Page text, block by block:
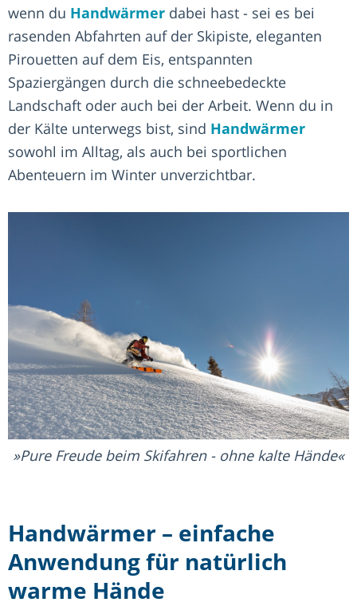
wenn du Handwärmer dabei hast - sei es bei
rasenden Abfahrten auf der Skipiste, eleganten
Pirouetten auf dem Eis, entspannten
Spaziergängen durch die schneebedeckte
Landschaft oder auch bei der Arbeit. Wenn du in
der Kälte unterwegs bist, sind Handwärmer
sowohl im Alltag, als auch bei sportlichen
Abenteuern im Winter unverzichtbar.
Pure Freude beim Skifahren - ohne kalte Hände
Handwärmer – einfache
Anwendung für natürlich
warme Hände